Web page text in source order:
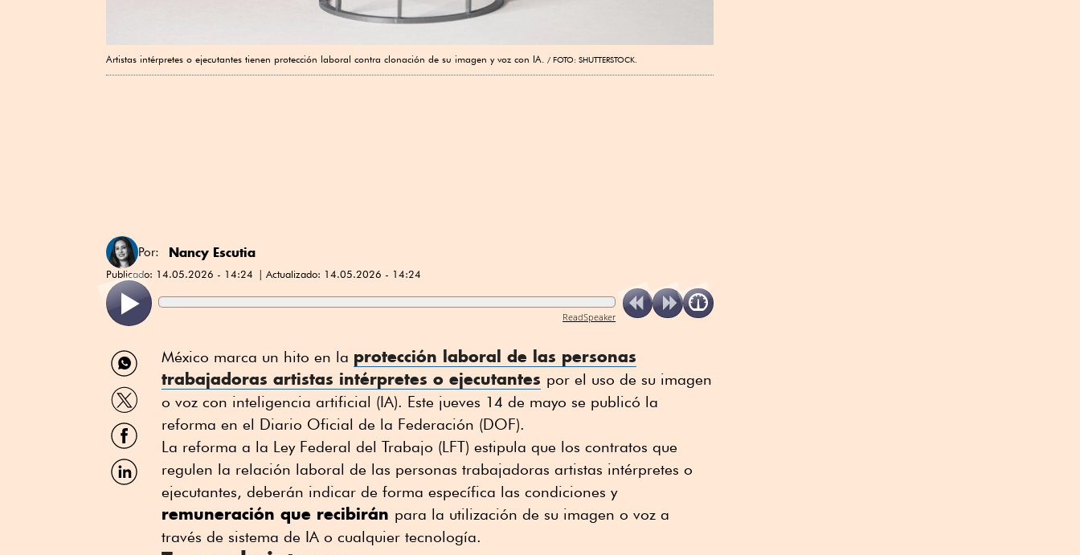
Artistas intérpretes o ejecutantes tienen protección laboral contra clonación de su imagen y voz con IA. FOTO: SHUTTERSTOCK.
Por: Nancy Escutia
Publicado: 14.05.2026 - 14:24 Actualizado: 14.05.2026 - 14:24
ReadSpeaker
Compartir
por
WhatsApp
Compartir
por
Twitter
Compartir
por
Facebook
Compartir
por
México marca un hito en la protección laboral de las personas
trabajadoras artistas intérpretes o ejecutantes por el uso de su imagen
o voz con inteligencia artificial (IA). Este jueves 14 de mayo se publicó la
reforma en el Diario Oficial de la Federación (DOF).
La reforma a la Ley Federal del Trabajo (LFT) estipula que los contratos que
regulen la relación laboral de las personas trabajadoras artistas intérpretes o
ejecutantes, deberán indicar de forma específica las condiciones y
remuneración que recibirán para la utilización de su imagen o voz a
través de sistema de IA o cualquier tecnología.